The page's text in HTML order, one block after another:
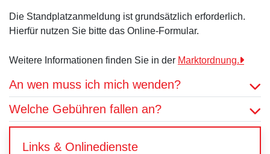
Die Standplatzanmeldung ist grundsätzlich erforderlich.
Hierfür nutzen Sie bitte das Online-Formular.
Weitere Informationen finden Sie in der Marktordnung.
An wen muss ich mich wenden?
Welche Gebühren fallen an?
Links & Onlinedienste